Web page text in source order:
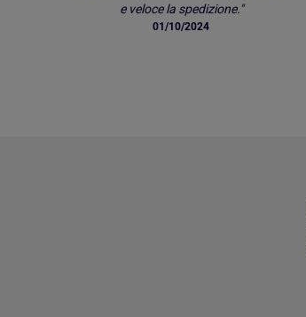
e veloce la spedizione."
01/10/2024